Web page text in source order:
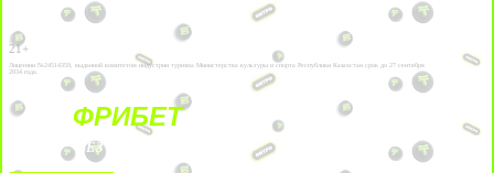
21+
Лицензии №24514359, выданной комитетом индустрии туризма Министерства культуры и спорта Республики Казахстан срок до 27 сентября
2034 года.
ФРИБЕТ
БЕЗ УСЛОВИЙ